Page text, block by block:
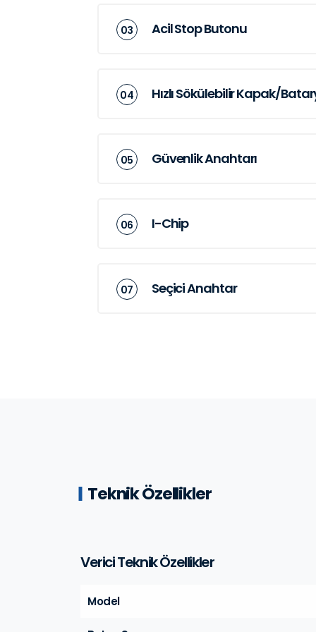
Acil Stop Butonu
Hızlı Sökülebilir Kapak/
Güvenlik Anahtarı
I-Chip
Seçici Anahtar
Teknik Özellikler
Verici Teknik Özellikler
Model